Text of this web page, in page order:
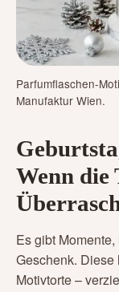
Parfumflaschen-
Manufaktur Wien.
Wenn die
Es gibt
Geschenk. Diese
Motivtorte –